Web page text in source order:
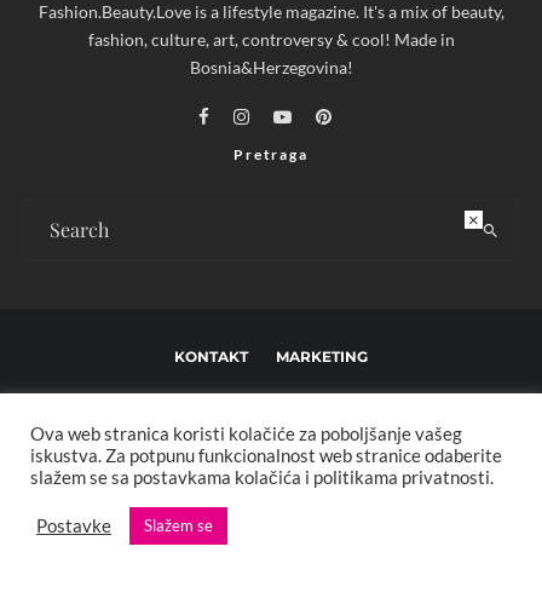
Fashion.Beauty.Love is a lifestyle magazine. It's a mix of beauty,
fashion, culture, art, controversy & cool! Made in
Bosnia&Herzegovina!
Pretraga
KONTAKT MARKETING
IMPRESSUM O NAMA
Copyright © 2013 - 2025 FBL creative. Sva prava zadržana. Developed by:
XStreamThemes
Ova web stranica koristi kolačiće za poboljšanje vašeg
iskustva. Za potpunu funkcionalnost web stranice odaberite
slažem se sa postavkama kolačića i politikama privatnosti.
Postavke Slažem se
×